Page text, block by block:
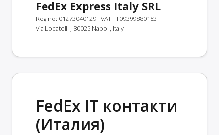
FedEx Express Italy SRL
Reg no: 01273040129 · VAT: IT09399880153
Via Locatelli , 80026 Napoli, Italy
FedEx IT контакти
(Италия)